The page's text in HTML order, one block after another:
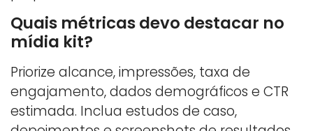
Quais métricas devo destacar no
mídia kit?
Priorize alcance, impressões, taxa de
engajamento, dados demográficos e CTR
estimada. Inclua estudos de caso,